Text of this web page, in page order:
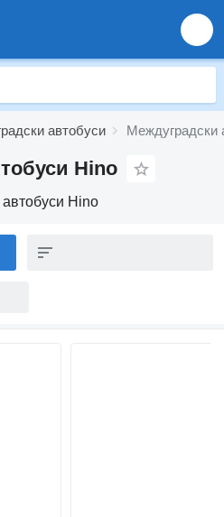
автобуси Междуградски
Hino
Hino